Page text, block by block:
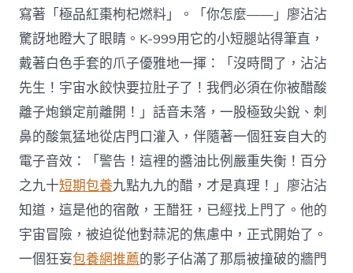
寫著「極品紅棗枸杞燃料」。「你怎麼——」廖沾沾
驚訝地瞪大了眼睛。K-999用它的小短腿站得筆直，
戴著白色手套的爪子優雅地一揮：「沒時間了，沾沾
先生！宇宙水餃快要拉肚子了！我們必須在你被醋酸
離子炮鎖定前離開！」話音未落，一股極致尖銳、刺
鼻的酸氣猛地從店門口灌入，伴隨著一個狂妄自大的
電子音效：「警告！這裡的醬油比例嚴重失衡！百分
之九十短期包養九點九九的醋，才是真理！」廖沾沾
知道，這是他的宿敵，王醋狂，已經找上門了。他的
宇宙冒險，被迫從他對蒜泥的焦慮中，正式開始了。
一個狂妄包養網推薦的影子佔滿了那扇被撞破的牆門